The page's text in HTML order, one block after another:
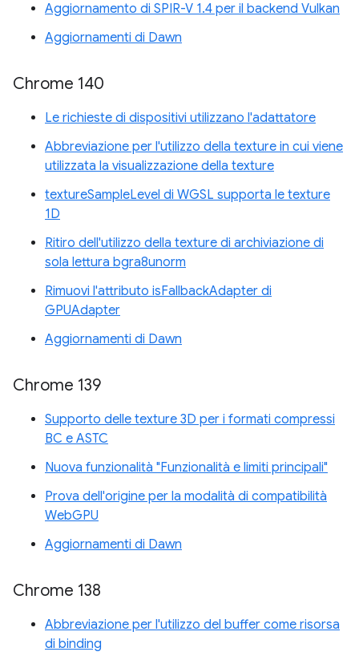
Aggiornamento di SPIR-V 1.4 per il backend Vulkan
Aggiornamenti di Dawn
Chrome 140
Le richieste di dispositivi utilizzano l'adattatore
Abbreviazione per l'utilizzo della texture in cui viene
utilizzata la visualizzazione della texture
textureSampleLevel di WGSL supporta le texture
1D
Ritiro dell'utilizzo della texture di archiviazione di
sola lettura bgra8unorm
Rimuovi l'attributo isFallbackAdapter di
GPUAdapter
Aggiornamenti di Dawn
Chrome 139
Supporto delle texture 3D per i formati compressi
BC e ASTC
Nuova funzionalità "Funzionalità e limiti principali"
Prova dell'origine per la modalità di compatibilità
WebGPU
Aggiornamenti di Dawn
Chrome 138
Abbreviazione per l'utilizzo del buffer come risorsa
di binding